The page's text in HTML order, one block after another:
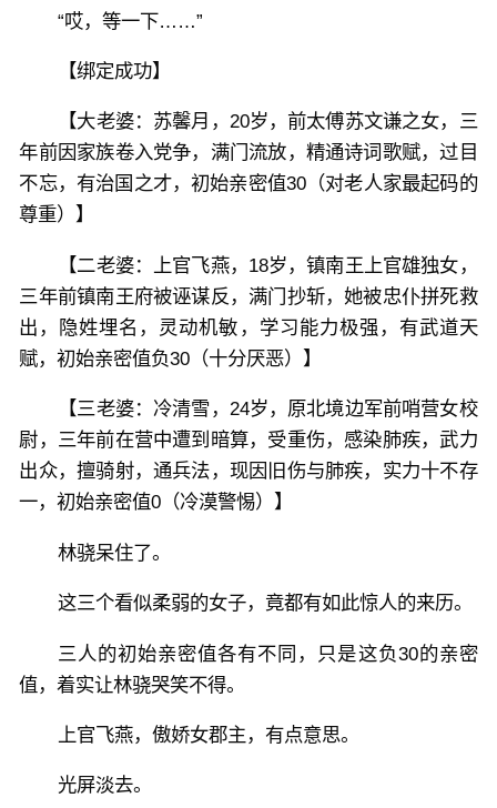
“哎，等一下……”
【绑定成功】
【大老婆：苏馨月，20岁，前太傅苏文谦之女，三
年前因家族卷入党争，满门流放，精通诗词歌赋，过目
不忘，有治国之才，初始亲密值30（对老人家最起码的
尊重）】
【二老婆：上官飞燕，18岁，镇南王上官雄独女，
三年前镇南王府被诬谋反，满门抄斩，她被忠仆拼死救
出，隐姓埋名，灵动机敏，学习能力极强，有武道天
赋，初始亲密值负30（十分厌恶）】
【三老婆：冷清雪，24岁，原北境边军前哨营女校
尉，三年前在营中遭到暗算，受重伤，感染肺疾，武力
出众，擅骑射，通兵法，现因旧伤与肺疾，实力十不存
一，初始亲密值0（冷漠警惕）】
林骁呆住了。
这三个看似柔弱的女子，竟都有如此惊人的来历。
三人的初始亲密值各有不同，只是这负30的亲密
值，着实让林骁哭笑不得。
上官飞燕，傲娇女郡主，有点意思。
光屏淡去。